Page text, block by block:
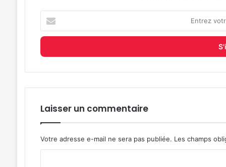
votre
adresse
mail
Laisser un commentaire
Votre adresse e-mail ne sera pas publiée. Les champs